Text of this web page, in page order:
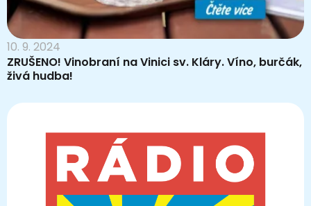
10. 9. 2024
ZRUŠENO! Vinobraní na Vinici sv. Kláry. Víno, burčák,
živá hudba!